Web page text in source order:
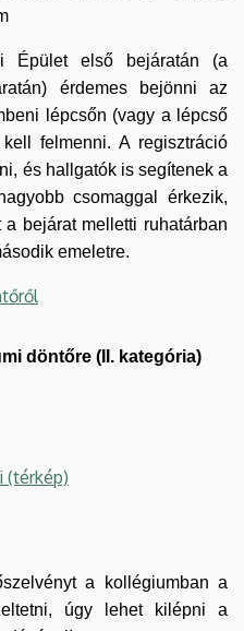
Épület első bejáratán (a
érdemes bejönni az
lépcsőn (vagy a lépcső
felmenni. A regisztráció
és hallgatók is segítenek a
csomaggal érkezik,
bejárat melletti ruhatárban
emeletre.
döntőre (II. kategória)
(térkép)
a kollégiumban a
úgy lehet kilépni a